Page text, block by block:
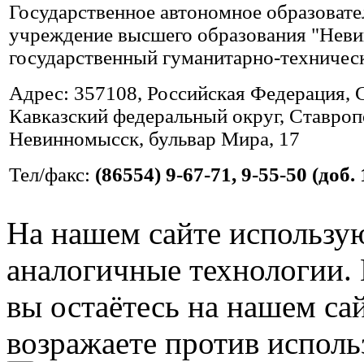
Государственное автономное
учреждение высшего образования
государственный гуманитарно-
Адрес: 357108, Российская Федерация,
Кавказский федеральный округ,
Невинномысск, бульвар Мира, 17
Тел/факс: (86554) 9-67-71, 9-55-50 (доб.
На нашем сайте
аналогичные
вы остаётесь на нашем
возражаете против